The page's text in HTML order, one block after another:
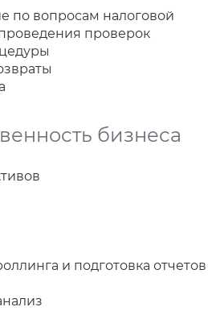
по вопросам налоговой
проверок
бизнеса
и подготовка отчетов